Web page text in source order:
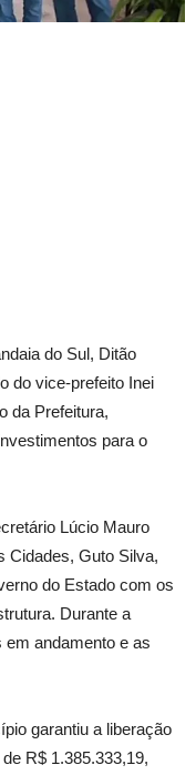
do Sul, Ditão
do vice-prefeito Inei
da Prefeitura,
para o
Lúcio Mauro
Cidades, Guto Silva,
do Estado com os
Durante a
em andamento e as
garantiu a liberação
R$ 1.385.333,19,